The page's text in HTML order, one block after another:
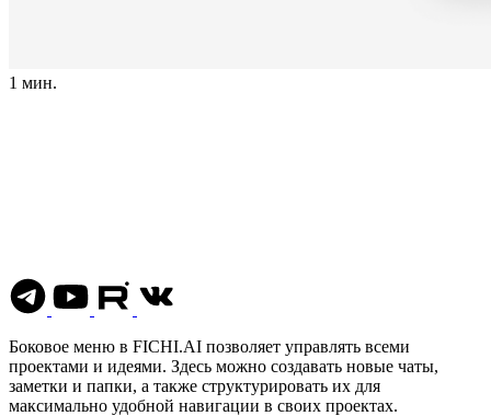
1 мин.
Боковое меню в FICHI.AI позволяет управлять всеми
проектами и идеями. Здесь можно создавать новые чаты,
заметки и папки, а также структурировать их для
максимально удобной навигации в своих проектах.